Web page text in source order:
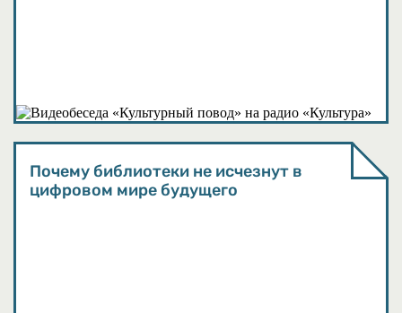
Почему библиотеки не исчезнут в
цифровом мире будущего